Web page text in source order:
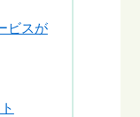
ビスが